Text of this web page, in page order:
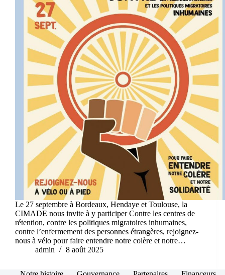
Le 27 septembre à Bordeaux, Hendaye et Toulouse, la
CIMADE nous invite à y participer Contre les centres de
rétention, contre les politiques migratoires inhumaines,
contre l’enfermement des personnes étrangères, rejoignez-
nous à vélo pour faire entendre notre colère et notre…
admin
8 août 2025